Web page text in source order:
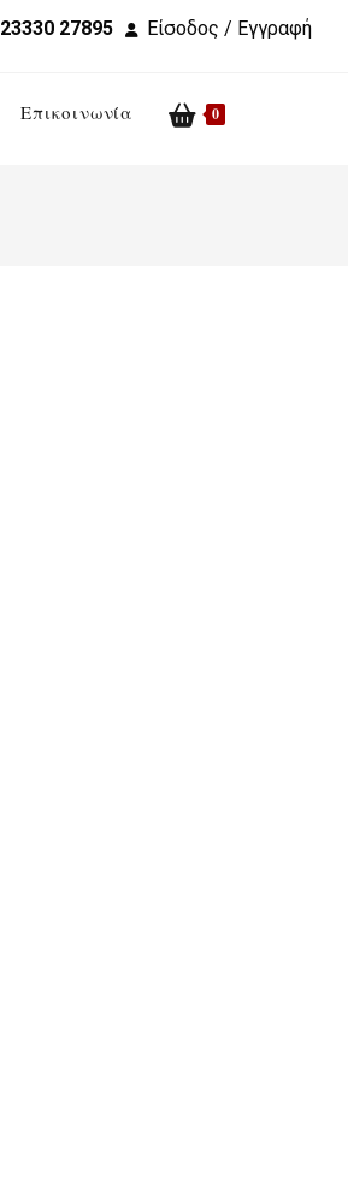
23330 27895 Είσοδος / Εγγραφή
Επικοινωνία 0